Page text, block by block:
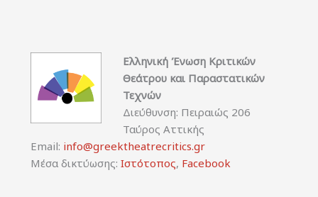
Ελληνική Ένωση Κριτικών
Θεάτρου και Παραστατικών
Τεχνών
Διεύθυνση: Πειραιώς 206
Ταύρος Αττικής
Email: info@greektheatrecritics.gr
Μέσα δικτύωσης: Ιστότοπος, Facebook